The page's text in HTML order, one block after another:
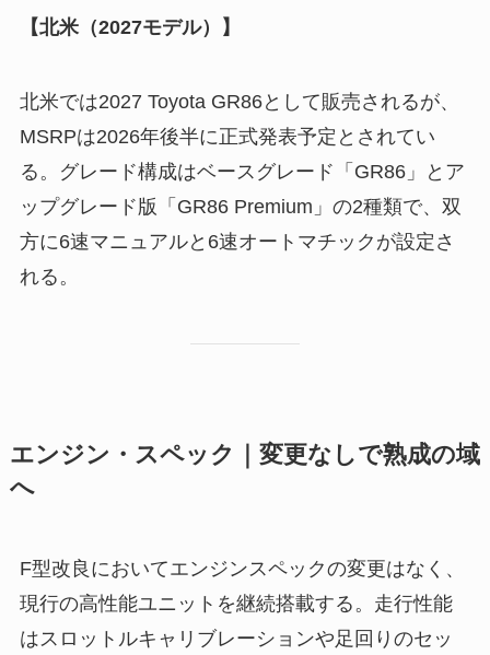
【北米（2027モデル）】
北米では2027 Toyota GR86として販売されるが、
MSRPは2026年後半に正式発表予定とされてい
る。グレード構成はベースグレード「GR86」とア
ップグレード版「GR86 Premium」の2種類で、双
方に6速マニュアルと6速オートマチックが設定さ
れる。
エンジン・スペック｜変更なしで熟成の域
へ
F型改良においてエンジンスペックの変更はなく、
現行の高性能ユニットを継続搭載する。走行性能
はスロットルキャリブレーションや足回りのセッ